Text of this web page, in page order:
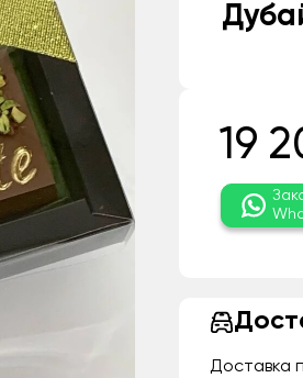
19
Доставка